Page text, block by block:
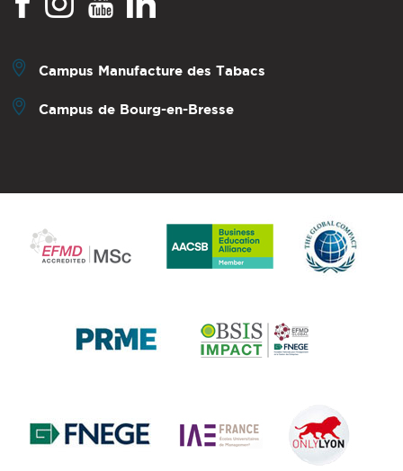
Campus Manufacture des Tabacs
Campus de Bourg-en-Bresse